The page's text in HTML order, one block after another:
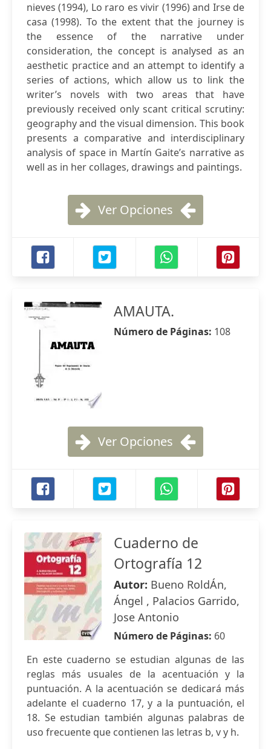
nieves (1994), Lo raro es vivir (1996) and Irse de
casa (1998). To the extent that the journey is
the essence of the narrative under
consideration, the concept is analysed as an
aesthetic practice and an attempt to identify a
series of actions, which allow us to link the
writer’s novels with two areas that have
previously received only scant critical scrutiny:
geography and the visual dimension. This book
presents a comparative and interdisciplinary
analysis of space in Martín Gaite’s narrative as
well as in her collages, drawings and paintings.
Ver Opciones
AMAUTA.
Número de Páginas: 108
Ver Opciones
Cuaderno de
Ortografía 12
Autor: Bueno RoldÁn,
Ángel , Palacios Garrido,
Jose Antonio
Número de Páginas: 60
En este cuaderno se estudian algunas de las
reglas más usuales de la acentuación y la
puntuación. A la acentuación se dedicará más
adelante el cuaderno 17, y a la puntuación, el
18. Se estudian también algunas palabras de
uso frecuente que contienen las letras b, v y h.